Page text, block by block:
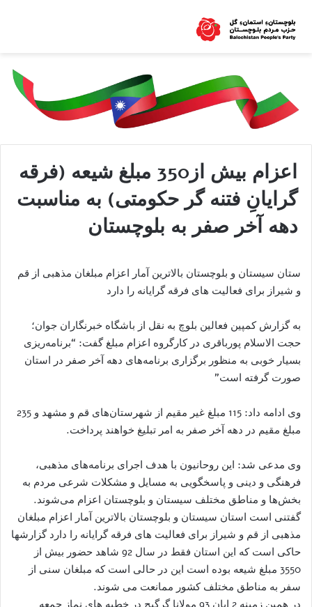
اعزام بیش از350 مبلغ شیعه (فرقه
گرایانِ فتنه گر حکومتی) به مناسبت
دهه آخر صفر به بلوچستان
ستان سیستان و بلوچستان بالاترین آمار اعزام مبلغان مذهبی از قم
و شیراز برای فعالیت های فرقه گرایانه را دارد
به گزارش کمپین فعالین بلوچ به نقل از باشگاه خبرنگاران جوان؛
حجت الاسلام پورباقری در كارگروه اعزام مبلغ گفت: “برنامه‌ریزی
بسیار خوبی به منظور برگزاری برنامه‌های دهه آخر صفر در استان
صورت گرفته است”
وی ادامه داد: 115 مبلغ غیر مقیم از شهرستان‌های قم و مشهد و 235
مبلغ مقیم در دهه آخر صفر به امر تبلیغ خواهند پرداخت.
وی مدعی شد: این روحانیون با هدف اجرای برنامه‌‌های مذهبی،
فرهنگی و دینی و پاسخگویی به مسایل و مشکلات شرعی مردم به
بخش‌ها و مناطق مختلف سیستان و بلوچستان اعزام می‌شوند.
گفتنی است استان سیستان و بلوچستان بالاترین آمار اعزام مبلغان
مذهبی از قم و شیراز برای فعالیت های فرقه گرایانه را دارد گزارشها
حاکی است که این استان فقط در سال 92 شاهد حضور بیش از
3550 مبلغ شیعه بوده است این در حالی است که مبلغان سنی از
سفر به مناطق مختلف کشور ممانعت می شوند.
در همین زمینه 2 ابان 93 مولانا گرگیج در خطبه های نماز جمعه